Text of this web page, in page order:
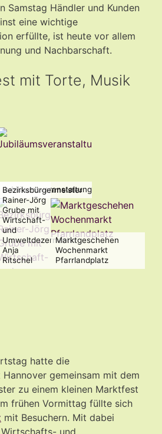
Samstag Händler und Kunden
eine wichtige
erfüllte, ist heute vor allem
und Nachbarschaft.
mit Torte, Musik
Jubiläumsveranstaltung
Bezirksbürgermeister
Rainer-Jörg
Grube mit
Wirtschaft-
und
Umweltdezernentin
Anja
Ritschel
Marktgeschehen
Wochenmarkt
Pfarrlandplatz
hatte die
gemeinsam mit dem
zu einem kleinen Marktfest
frühen Vormittag füllte sich
mit Besuchern. Mit dabei
und